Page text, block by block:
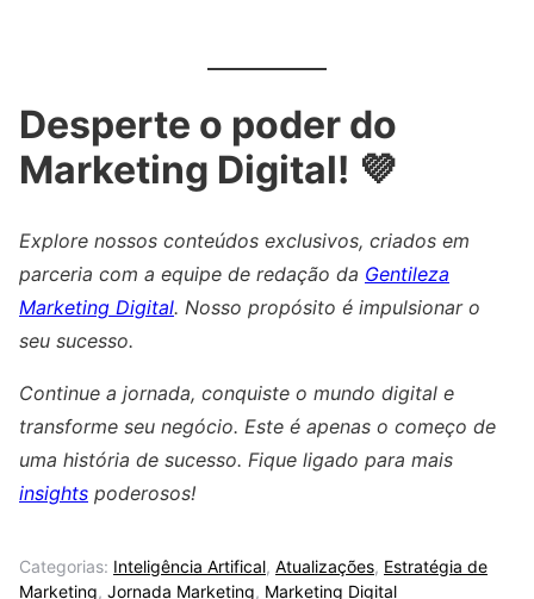
Desperte o poder do
Marketing Digital! 💜
Explore nossos conteúdos exclusivos, criados em
parceria com a equipe de redação da Gentileza
Marketing Digital. Nosso propósito é impulsionar o
seu sucesso.
Continue a jornada, conquiste o mundo digital e
transforme seu negócio. Este é apenas o começo de
uma história de sucesso. Fique ligado para mais
insights poderosos!
Categorias: Inteligência Artifical, Atualizações, Estratégia de
Marketing, Jornada Marketing, Marketing Digital